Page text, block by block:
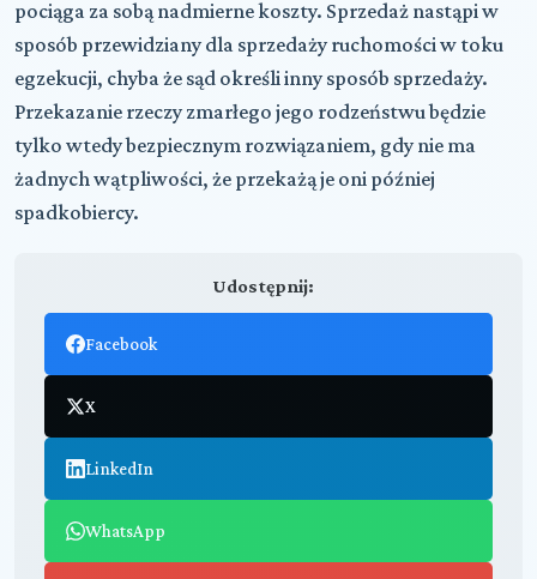
pociąga za sobą nadmierne koszty. Sprzedaż nastąpi w
sposób przewidziany dla sprzedaży ruchomości w toku
egzekucji, chyba że sąd określi inny sposób sprzedaży.
Przekazanie rzeczy zmarłego jego rodzeństwu będzie
tylko wtedy bezpiecznym rozwiązaniem, gdy nie ma
żadnych wątpliwości, że przekażą je oni później
spadkobiercy.
Udostępnij:
Facebook
X
LinkedIn
WhatsApp